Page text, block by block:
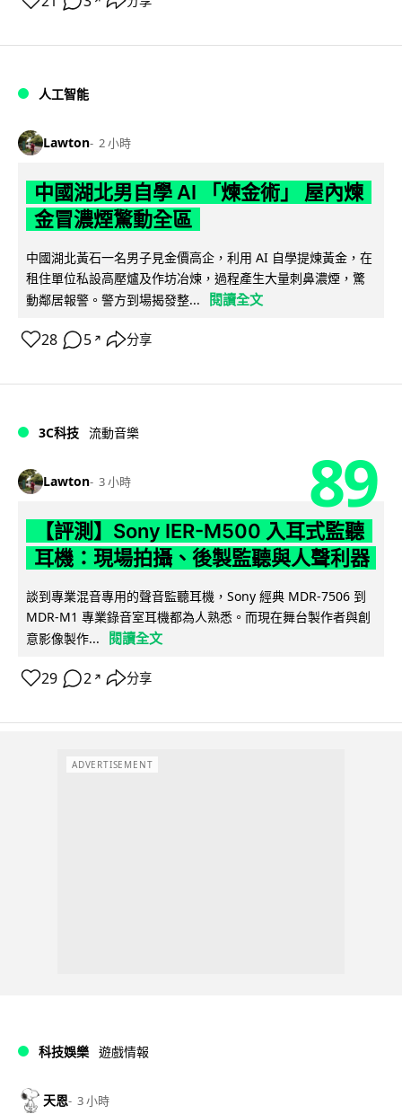
人工智能
Lawton 2 小時
中國湖北男自學 AI 「煉金術」 屋內煉
金冒濃煙驚動全區
中國湖北黃石一名男子見金價高企，利用 AI 自學提煉黃金，在
租住單位私設高壓爐及作坊冶煉，過程產生大量刺鼻濃煙，驚
動鄰居報警。警方到場揭發整...
閱讀全文
28 5 ↗ 分享
3C科技 流動音樂
Lawton 3 小時 89
【評測】Sony IER-M500 入耳式監聽
耳機：現場拍攝、後製監聽與人聲利器
談到專業混音專用的聲音監聽耳機，Sony 經典 MDR-7506 到
MDR-M1 專業錄音室耳機都為人熟悉。而現在舞台製作者與創
意影像製作...
閱讀全文
29 2 ↗ 分享
ADVERTISEMENT
科技娛樂 遊戲情報
天恩 3 小時